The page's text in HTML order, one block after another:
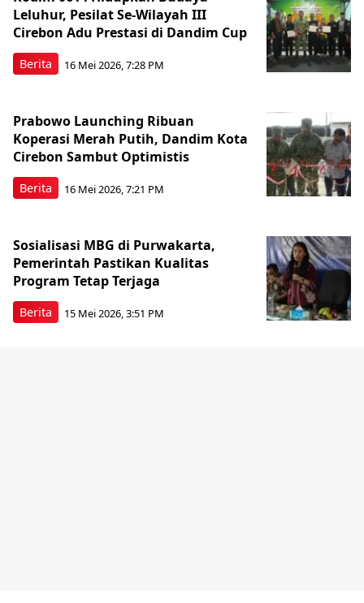
Berita
Leluhur, Pesilat Se-Wilayah III
Cirebon Adu Prestasi di Dandim Cup
16 Mei 2026, 7:28 PM
Berita
Prabowo Launching Ribuan
Koperasi Merah Putih, Dandim Kota
Cirebon Sambut Optimistis
16 Mei 2026, 7:21 PM
Berita
Sosialisasi MBG di Purwakarta,
Pemerintah Pastikan Kualitas
Program Tetap Terjaga
15 Mei 2026, 3:51 PM